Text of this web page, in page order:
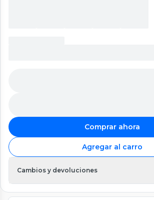
Comprar ahora
Agregar al carro
Cambios y devoluciones